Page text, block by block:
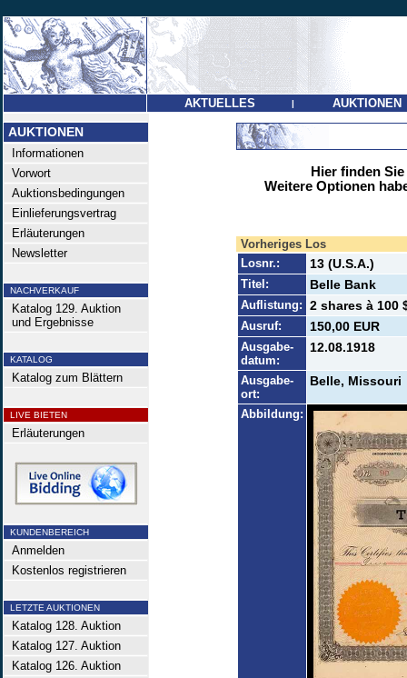
AKTUELLES | AUKTIONEN
AUKTIONEN
Informationen
Vorwort
Auktionsbedingungen
Einlieferungsvertrag
Erläuterungen
Newsletter
NACHVERKAUF
Katalog 129. Auktion
und Ergebnisse
KATALOG
Katalog zum Blättern
LIVE BIETEN
Erläuterungen
KUNDENBEREICH
Anmelden
Kostenlos registrieren
LETZTE AUKTIONEN
Katalog 128. Auktion
Katalog 127. Auktion
Katalog 126. Auktion
Hier finden
Weitere Optionen
Vorheriges Los
Losnr.:
13 (U.S.A.)
Titel: Belle Bank
Auflistung: 2 shares à 100
Ausruf: 150,00 EUR
Ausgabe-
datum:
12.08.1918
Ausgabe-
ort:
Belle, Missouri
Abbildung: